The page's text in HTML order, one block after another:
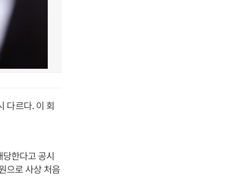
다르다. 이 회
한다고 공시
으로 사상 처음